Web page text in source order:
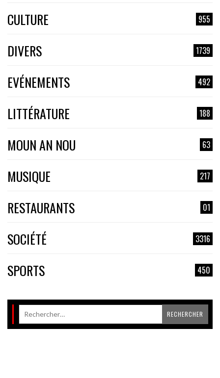
CULTURE 955
DIVERS 1739
EVÉNEMENTS 492
LITTÉRATURE 188
MOUN AN NOU 63
MUSIQUE 217
RESTAURANTS 01
SOCIÉTÉ 3316
SPORTS 450